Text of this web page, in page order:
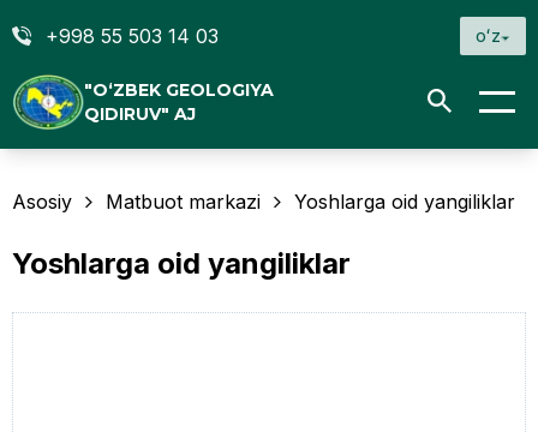
+998 55 503 14 03 oʻz
"O‘ZBEK GEOLOGIYA
QIDIRUV" AJ
Asosiy Matbuot markazi Yoshlarga oid yangiliklar
Yoshlarga oid yangiliklar